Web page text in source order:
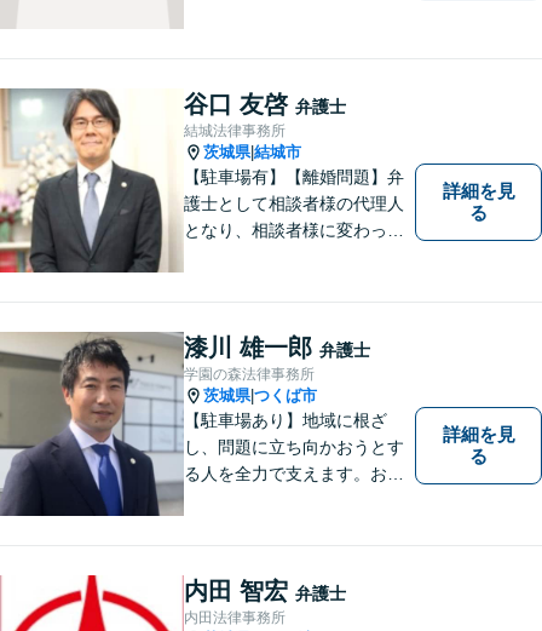
谷口 友啓 弁護士
結城法律事務所
茨城県|結城市
【駐車場有】【離婚問題】弁
護士として相談者様の代理人
となり、相談者様に変わって
明確に判断をお示しし、問題
解決をサポートさせていただ
きますので、是非ご相談くだ
さい。
詳細を見
る
漆川 雄一郎 弁護士
学園の森法律事務所
茨城県|つくば市
【駐車場あり】地域に根ざ
し、問題に立ち向かおうとす
る人を全力で支えます。お困
詳細を見
る
内田 智宏 弁護士
内田法律事務所